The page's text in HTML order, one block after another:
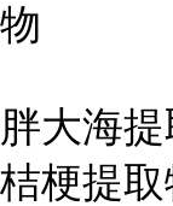
物
胖大海提
桔梗提取